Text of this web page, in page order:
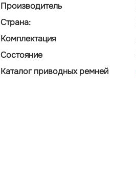
Производитель
Страна:
Комплектация
Состояние
Каталог приводных ремней